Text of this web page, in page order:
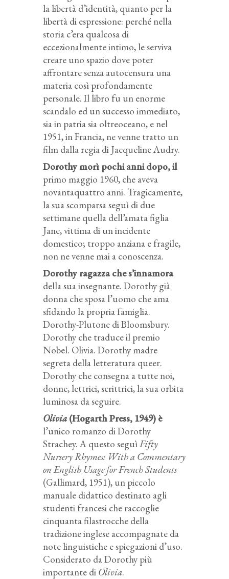
la libertà d’identità, quanto per la
libertà di espressione: perché nella
storia c’era qualcosa di
eccezionalmente intimo, le serviva
creare uno spazio dove poter
affrontare senza autocensura una
materia così profondamente
personale. Il libro fu un enorme
scandalo ed un successo immediato,
sia in patria sia oltreoceano, e nel
1951, in Francia, ne venne tratto un
film dalla regia di Jacqueline Audry.
Dorothy morì pochi anni dopo, il
primo maggio 1960, che aveva
novantaquattro anni. Tragicamente,
la sua scomparsa seguì di due
settimane quella dell’amata figlia
Jane, vittima di un incidente
domestico; troppo anziana e fragile,
non ne venne mai a conoscenza.
Dorothy ragazza che s’innamora
della sua insegnante. Dorothy già
donna che sposa l’uomo che ama
sfidando la propria famiglia.
Dorothy-Plutone di Bloomsbury.
Dorothy che traduce il premio
Nobel. Olivia. Dorothy madre
segreta della letteratura queer.
Dorothy che consegna a tutte noi,
donne, lettrici, scrittrici, la sua orbita
luminosa da seguire.
Olivia (Hogarth Press, 1949) è
l’unico romanzo di Dorothy
Strachey. A questo seguìFifty
Nursery Rhymes: With a Commentary
on English Usage for French Students
(Gallimard, 1951), un piccolo
manuale didattico destinato agli
studenti francesi che raccoglie
cinquanta filastrocche della
tradizione inglese accompagnate da
note linguistiche e spiegazioni d’uso.
Considerato da Dorothy più
importante di Olivia.